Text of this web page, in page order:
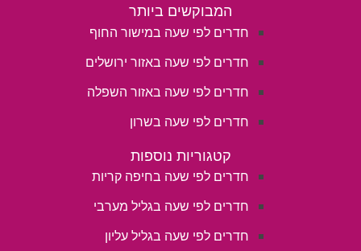
המבוקשים ביותר
חדרים לפי שעה במישור החוף
חדרים לפי שעה באזור ירושלים
חדרים לפי שעה באזור השפלה
חדרים לפי שעה בשרון
קטגוריות נוספות
חדרים לפי שעה בחיפה קריות
חדרים לפי שעה בגליל מערבי
חדרים לפי שעה בגליל עליון